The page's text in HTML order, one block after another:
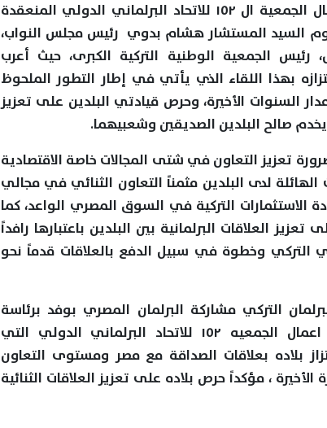
على هامش مشاركته في أعمال الجمعية ال ١٥٢ للاتحاد البرلماني الدولي المنعقدة
السيد المستشار هشام بدوي رئيس مجلس النواب،
الجمعية الوطنية التركية الكبرى، حيث أعرب
بهذا اللقاء الذي يأتي في إطار التطور الملحوظ
السنوات الأخيرة، وحرص قيادتي البلدين على تعزيز
صالح البلدين الصديقين وشعبيهما.
تعزيز التعاون في شتى المجالات خاصة الاقتصادية
الهائلة لدى البلدين مثمناً التعاون الثنائي في مجالي
الاستثمارات التركية في السوق المصري الواعد، كما
العلاقات البرلمانية بين البلدين باعتبارها رافداً
التركي وخطوة في سبيل الدفع بالعلاقات قدماً نحو
التركي مشاركة البرلمان المصري بوفد برئاسة
المستشار هشام بدوي في اعمال الجمعيه ١٥٢ للاتحاد البرلماني الدولي التي
بلاده بعلاقات الصداقة مع مصر ومستوى التعاون
، مؤكداً حرص بلاده على تعزيز العلاقات الثنائية